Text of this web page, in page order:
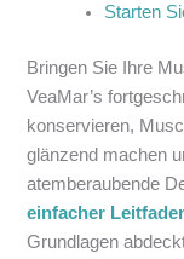
Starten
Bringen Sie Ihre
VeaMar’s
konservieren,
glänzend machen
atemberaubende
einfacher
Grundlagen